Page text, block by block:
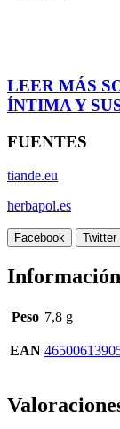
LEER MÁS
ÍNTIMA Y
FUENTES
tiande.eu
herbapol.es
Facebook Twitter
Peso 7,8 g
EAN